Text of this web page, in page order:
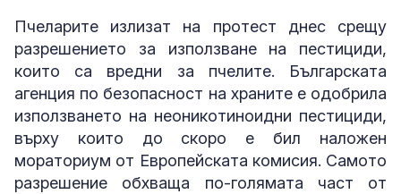
Пчеларите излизат на протест днес срещу
разрешението за използване на пестициди,
които са вредни за пчелите. Българската
агенция по безопасност на храните е одобрила
използването на неоникотиноидни пестициди,
върху които до скоро е бил наложен
мораториум от Европейската комисия. Самото
разрешение обхваща по-голямата част от